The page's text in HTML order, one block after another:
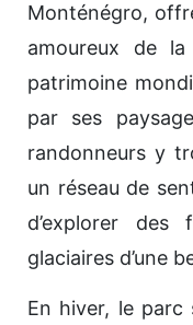
Monténégro,
amoureux de
patrimoine
par ses
randonneurs y
un réseau de
d’explorer
glaciaires d’une
En hiver, le parc